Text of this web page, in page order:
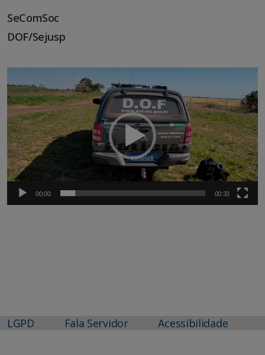
SeComSoc
DOF/Sejusp
de
vídeo
00:00 00:33
LGPD Fala Servidor Acessibilidade